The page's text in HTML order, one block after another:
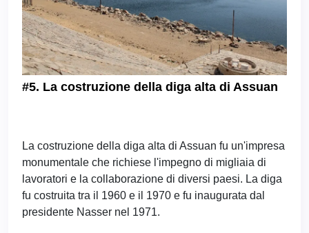
#5. La costruzione della diga alta di Assuan
La costruzione della diga alta di Assuan fu un'impresa
monumentale che richiese l'impegno di migliaia di
lavoratori e la collaborazione di diversi paesi. La diga
fu costruita tra il 1960 e il 1970 e fu inaugurata dal
presidente Nasser nel 1971.